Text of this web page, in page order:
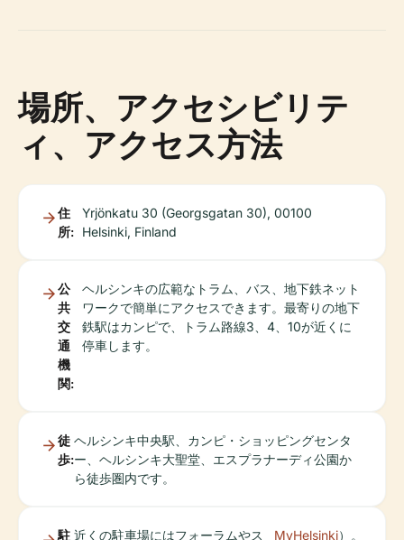
場所、アクセシビリテ
ィ、アクセス方法
住
所:
Yrjönkatu 30 (Georgsgatan 30), 00100
Helsinki, Finland
公
共
交
通
機
関:
ヘルシンキの広範なトラム、バス、地下鉄ネット
ワークで簡単にアクセスできます。最寄りの地下
鉄駅はカンピで、トラム路線3、4、10が近くに
停車します。
徒
歩:
ヘルシンキ中央駅、カンピ・ショッピングセンタ
ー、ヘルシンキ大聖堂、エスプラナーディ公園か
ら徒歩圏内です。
駐 近くの駐車場にはフォーラムやス
MyHelsinki）。